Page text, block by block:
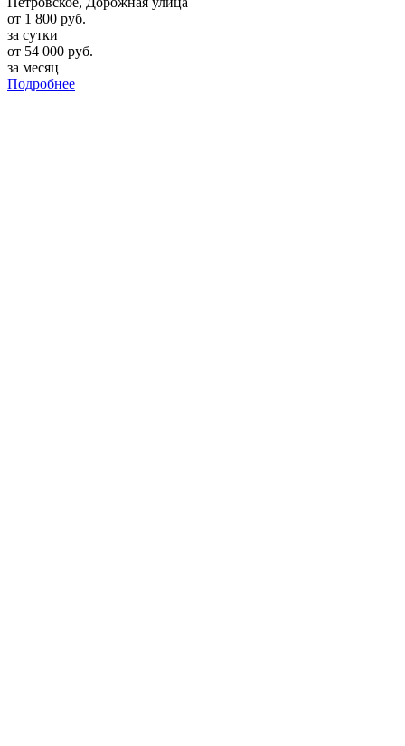
от 1 800 руб.
за сутки
от 54 000 руб.
за месяц
Подробнее